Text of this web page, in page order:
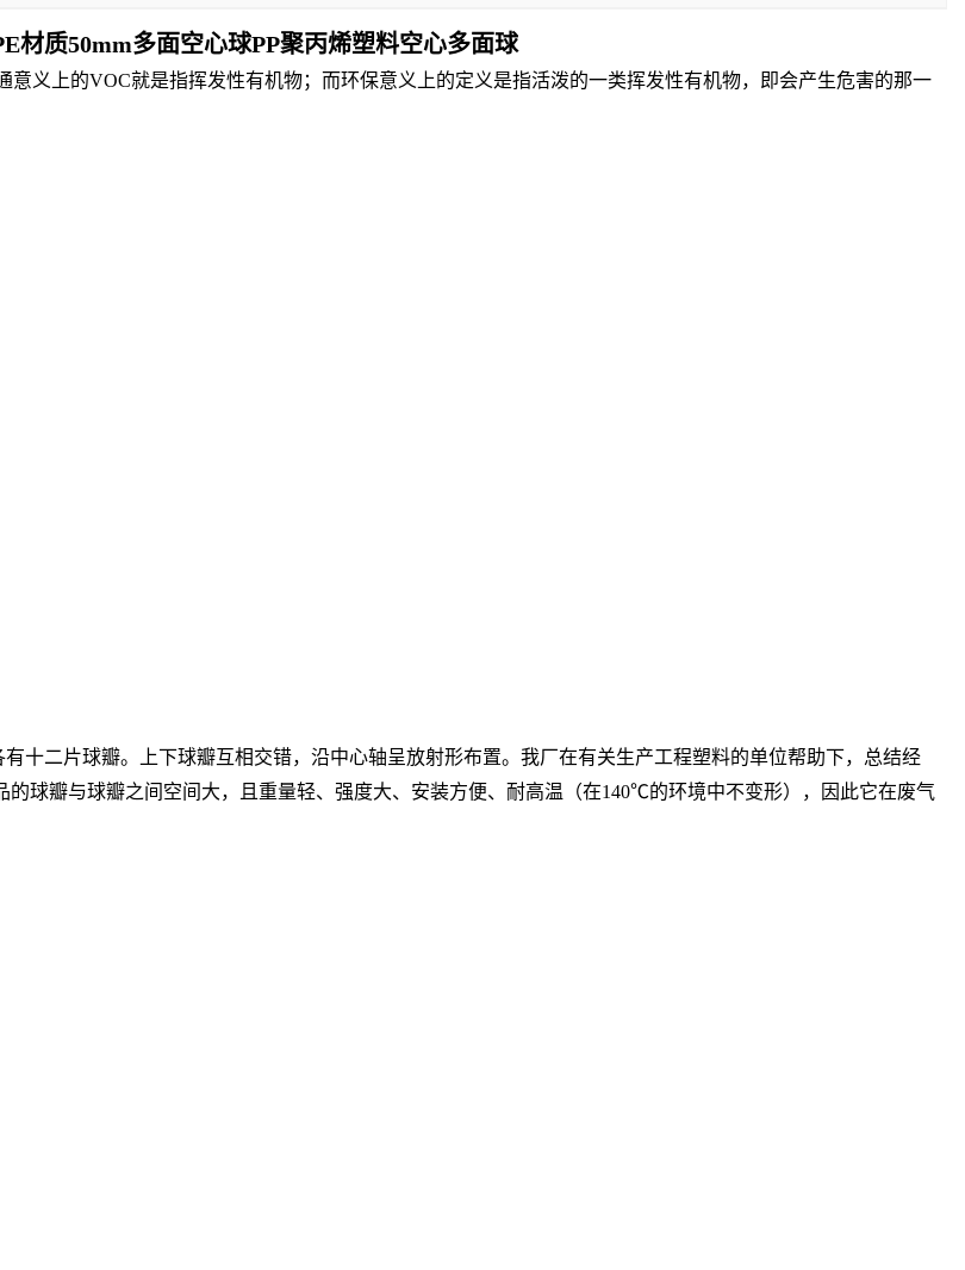
材质50mm多面空心球PP聚丙烯塑料空心多面球
义上的VOC就是指挥发性有机物；而环保意义上的定义是指活泼的一类挥发性有机物，即会产生危害的那一
二片球瓣。上下球瓣互相交错，沿中心轴呈放射形布置。我厂在有关生产工程塑料的单位帮助下，总结经
球瓣与球瓣之间空间大，且重量轻、强度大、安装方便、耐高温（在140℃的环境中不变形），因此它在废气